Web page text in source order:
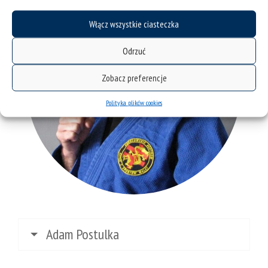
Włącz wszystkie ciasteczka
Odrzuć
Zobacz preferencje
Polityka plików cookies
Adam Postulka